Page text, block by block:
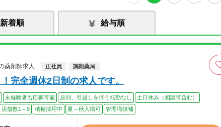
新着順 給与順
剤師求人
正社員 調剤薬局
完全週休2日制の求人です。
未経験者も応募可能 原則、引越しを伴う転勤なし
土日休み（相談可含む）
店舗数1～9 積極採用中 夏～秋入職可 管理職候補